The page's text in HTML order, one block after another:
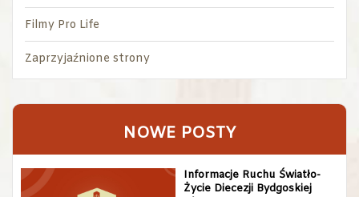
Filmy Pro Life
Zaprzyjaźnione strony
NOWE POSTY
Informacje Ruchu Światło-
Życie Diecezji Bydgoskiej